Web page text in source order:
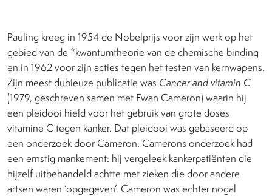
Pauling kreeg in 1954 de Nobelprijs voor zijn werk op het
gebied van de *kwantumtheorie van de chemische binding
en in 1962 voor zijn acties tegen het testen van kernwapens.
Zijn meest dubieuze publicatie was Cancer and vitamin C
(1979, geschreven samen met Ewan Cameron) waarin hij
een pleidooi hield voor het gebruik van grote doses
vitamine C tegen kanker. Dat pleidooi was gebaseerd op
een onderzoek door Cameron. Camerons onderzoek had
een ernstig mankement: hij vergeleek kankerpatiënten die
hijzelf uitbehandeld achtte met zieken die door andere
artsen waren ‘opgegeven’. Cameron was echter nogal